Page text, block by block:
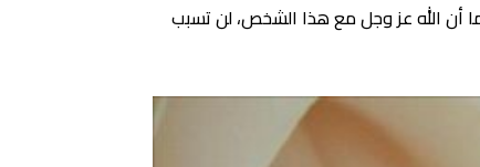
أن الله عز وجل مع هذا الشخص، لن تسبب